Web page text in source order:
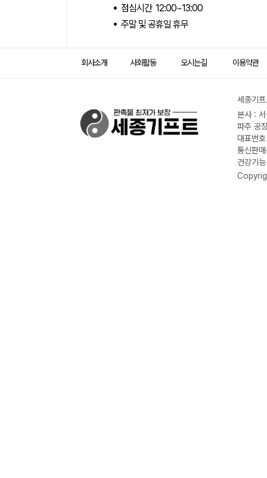
점심시간 12:00~13:00
주말 및 공휴일 휴무
회사소개 사회활동 오시는길 이용약관
세종기
본사 :
파주 공
대표번
통신판
건강기